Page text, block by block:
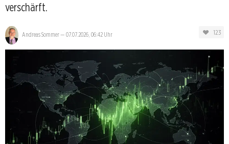
verschärft.
Andreas Sommer— 07.07.2026, 06:42 Uhr 123